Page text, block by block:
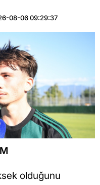
08-06 09:29:37
olduğunu